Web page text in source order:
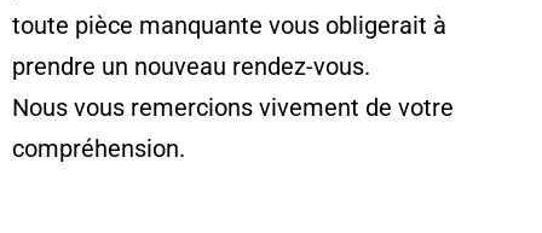
toute pièce manquante vous obligerait à
prendre un nouveau rendez-vous.
Nous vous remercions vivement de votre
compréhension.